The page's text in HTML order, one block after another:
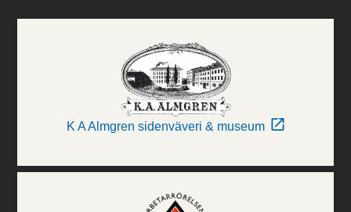
K A Almgren sidenväveri & museum